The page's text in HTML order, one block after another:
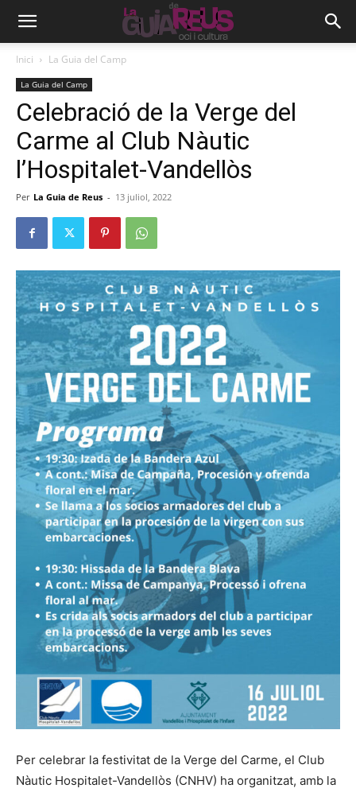
Inici La Guia del Camp
La Guia del Camp
Celebració de la Verge del
Carme al Club Nàutic
l’Hospitalet-Vandellòs
Per La Guia de Reus - 13 juliol, 2022
Per celebrar la festivitat de la Verge del Carme, el Club
Nàutic Hospitalet-Vandellòs (CNHV) ha organitzat, amb la